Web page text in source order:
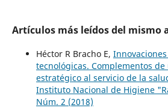
Artículos más leídos del mismo
Héctor R Bracho E,
tecnológicas. Complementos
estratégico al servicio de la
Instituto Nacional de Higiene
Núm. 2 (2018)